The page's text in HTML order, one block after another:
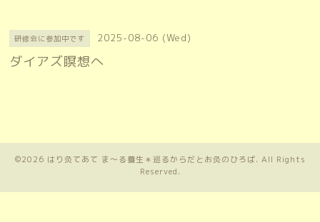
研修会に参加中です 2025-08-06 (Wed)
ダイアズ瞑想へ
©2026 はり灸てあて ま〜る養生＊巡るからだとお灸のひろば. All Rights
Reserved.